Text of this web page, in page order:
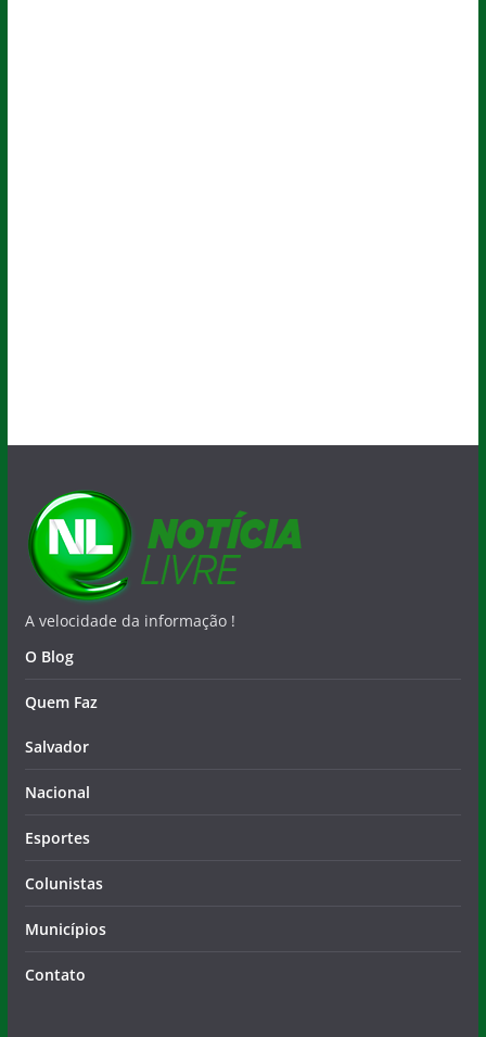
A velocidade da informação !
O Blog
Quem Faz
Salvador
Nacional
Esportes
Colunistas
Municípios
Contato